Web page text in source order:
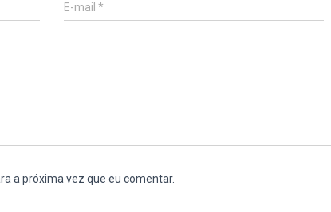
E-mail*
a próxima vez que eu comentar.